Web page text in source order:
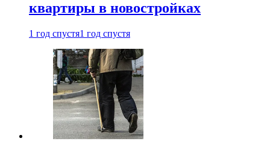
квартиры в новостройках
1 год спустя1 год спустя